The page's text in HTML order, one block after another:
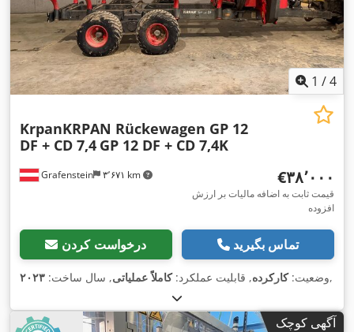
1 /4
Grafenstein ۳٬۶۷۱ km
KrpanKRPAN Rückewagen GP 12
DF + CD 7,4 GP 12 DF + CD 7,4K
‎€۳۸٬۰۰۰
قیمت ثابت به اضافه مالیات بر ارزش
افزوده
درخواست کردن تماس بگیرید
وضعیت:کارکرده, قابلیت عملکرد:کاملاً عملیاتی, سال ساخت: ۲۰۲۳ ,
آگهی کوچک